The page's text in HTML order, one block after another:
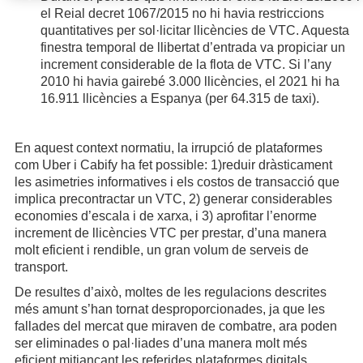
el Reial decret 1067/2015 no hi havia restriccions
quantitatives per sol·licitar llicències de VTC. Aquesta
finestra temporal de llibertat d’entrada va propiciar un
increment considerable de la flota de VTC. Si l’any
2010 hi havia gairebé 3.000 llicències, el 2021 hi ha
16.911 llicències a Espanya (per 64.315 de taxi).
En aquest context normatiu, la irrupció de plataformes
com Uber i Cabify ha fet possible: 1)reduir dràsticament
les asimetries informatives i els costos de transacció que
implica precontractar un VTC, 2) generar considerables
economies d’escala i de xarxa, i 3) aprofitar l’enorme
increment de llicències VTC per prestar, d’una manera
molt eficient i rendible, un gran volum de serveis de
transport.
De resultes d’això, moltes de les regulacions descrites
més amunt s’han tornat desproporcionades, ja que les
fallades del mercat que miraven de combatre, ara poden
ser eliminades o pal·liades d’una manera molt més
eficient mitjançant les referides plataformes digitals.